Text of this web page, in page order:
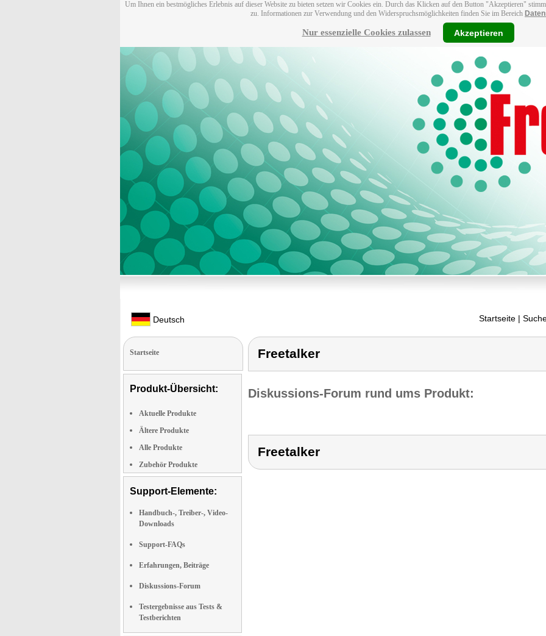
Um Ihnen ein bestmögliches Erlebnis auf dieser Website zu bieten setzen wir Cookies ein. Durch das Klicken auf den Button "Akzeptieren"
zu. Informationen zur Verwendung und den Widerspruchsmöglichkeiten finden Sie im Bereich
Nur essenzielle Cookies zulassen Akzeptieren
Deutsch Startseite |
Startseite
Produkt-Übersicht:
Aktuelle Produkte
Ältere Produkte
Alle Produkte
Zubehör Produkte
Support-Elemente:
Handbuch-, Treiber-, Video-
Downloads
Support-FAQs
Erfahrungen, Beiträge
Diskussions-Forum
Testergebnisse aus Tests &
Testberichten
Freetalker
Diskussions-Forum rund ums Produkt:
Freetalker